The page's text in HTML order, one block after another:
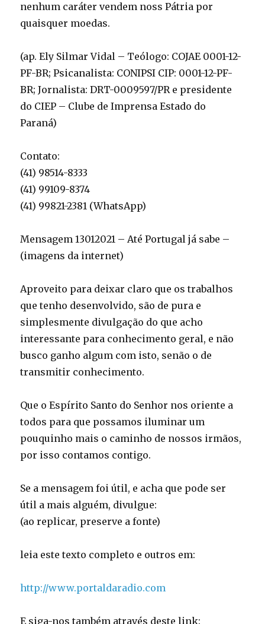
nenhum caráter vendem noss Pátria por
quaisquer moedas.
(ap. Ely Silmar Vidal – Teólogo: COJAE 0001-12-
PF-BR; Psicanalista: CONIPSI CIP: 0001-12-PF-
BR; Jornalista: DRT-0009597/PR e presidente
do CIEP – Clube de Imprensa Estado do
Paraná)
Contato:
(41) 98514-8333
(41) 99109-8374
(41) 99821-2381 (WhatsApp)
Mensagem 13012021 – Até Portugal já sabe –
(imagens da internet)
Aproveito para deixar claro que os trabalhos
que tenho desenvolvido, são de pura e
simplesmente divulgação do que acho
interessante para conhecimento geral, e não
busco ganho algum com isto, senão o de
transmitir conhecimento.
Que o Espírito Santo do Senhor nos oriente a
todos para que possamos iluminar um
pouquinho mais o caminho de nossos irmãos,
por isso contamos contigo.
Se a mensagem foi útil, e acha que pode ser
útil a mais alguém, divulgue:
(ao replicar, preserve a fonte)
leia este texto completo e outros em:
http://www.portaldaradio.com
E siga-nos também através deste link: